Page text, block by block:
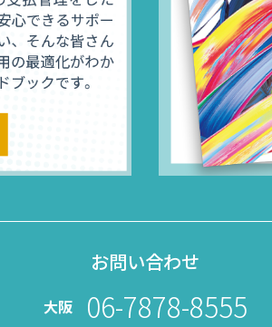
お問い合わせ
大阪 06-7878-8555